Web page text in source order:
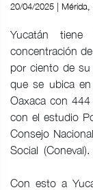
20/04/2025 | Mérida,
Yucatán
concentración
por ciento de
que se ubica
Oaxaca con
con el estudio
Consejo
Social (Coneval).
Con esto a